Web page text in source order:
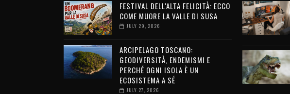
FESTIVAL DELL'ALTA FELICITÀ: ECCO
COME MUORE LA VALLE DI SUSA
JULY 29, 2026
ARCIPELAGO TOSCANO:
GEODIVERSITÀ, ENDEMISMI E
PERCHÉ OGNI ISOLA È UN
ECOSISTEMA A SÉ
JULY 27, 2026